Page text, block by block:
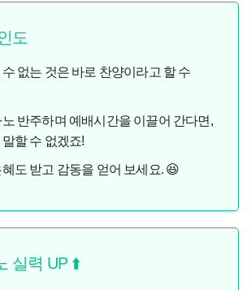
도
없는 것은 바로 찬양이라고 할 수
반주하며 예배시간을 이끌어 간다면,
할 수 없겠죠!
도 받고 감동을 얻어 보세요. 😆
실력 UP ⬆️